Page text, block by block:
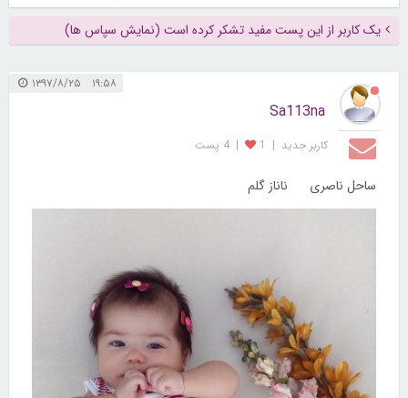
یک کاربر از این پست مفید تشکر کرده است (نمایش سپاس ها)
۱۹:۵۸ ۱۳۹۷/۸/۲۵
Sa113na
کاربر جديد |
1
| 4 پست
ساحل ناصری ناناز گلم